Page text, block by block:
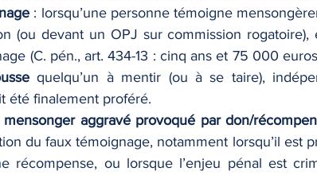
: lorsqu’une personne témoigne
(ou devant un OPJ sur commission
(C. pén., art. 434-13 : cinq ans et 75 000
quelqu’un à mentir (ou à se taire),
été finalement proféré.
mensonger aggravé provoqué par don/
du faux témoignage, notamment lorsqu’il est
récompense, ou lorsque l’enjeu pénal est